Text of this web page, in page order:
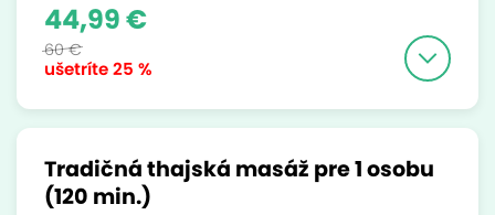
ušetríte25 %
44,99 €
60 €
Tradičná thajská masáž pre 1 osobu
(120 min.)